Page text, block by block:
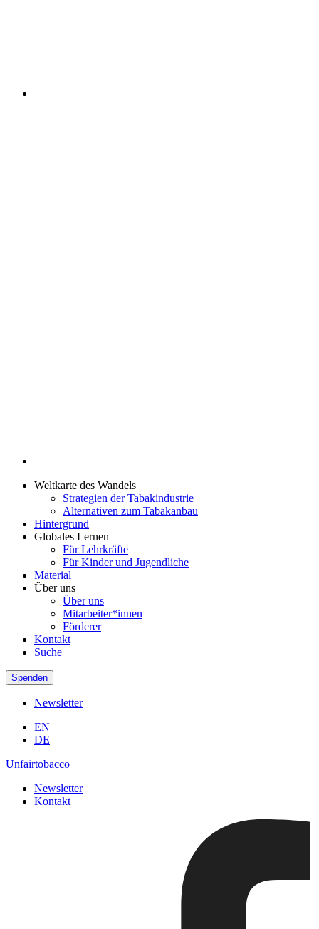
Weltkarte des Wandels
Strategien der Tabakindustrie
Alternativen zum Tabakanbau
Hintergrund
Globales Lernen
Für Lehrkräfte
Für Kinder und Jugendliche
Material
Über uns
Über uns
Mitarbeiter*innen
Förderer
Kontakt
Suche
Spenden
Newsletter
EN
DE
Unfairtobacco
Newsletter
Kontakt